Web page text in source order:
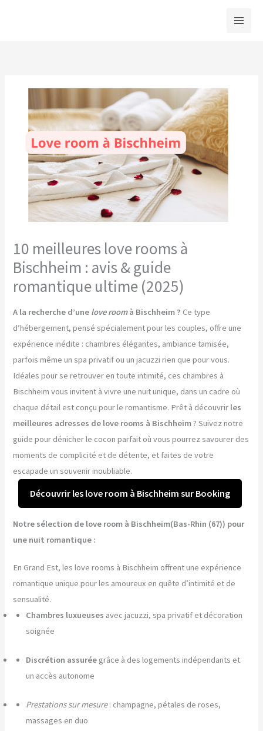
10 meilleures love rooms à
Bischheim : avis & guide
romantique ultime (2025)
A la recherche d’une love roomà Bischheim ? Ce type
d’hébergement, pensé spécialement pour les couples, offre une
expérience inédite : chambres élégantes, ambiance tamisée,
parfois même un spa privatif ou un jacuzzi rien que pour vous.
Idéales pour se retrouver en toute intimité, ces chambres à
Bischheim vous invitent à vivre une nuit unique, dans un cadre où
chaque détail est conçu pour le romantisme. Prêt à découvrir les
meilleures adresses de love rooms à Bischheim? Suivez notre
guide pour dénicher le cocon parfait où vous pourrez savourer des
moments de complicité et de détente, et faites de votre
escapade un souvenir inoubliable.
Découvrir les love room à Bischheim sur Booking
Notre sélection de love room à Bischheim(Bas-Rhin (67)) pour
une nuit romantique :
En Grand Est, les love rooms à Bischheim offrent une expérience
romantique unique pour les amoureux en quête d’intimité et de
sensualité.
Chambres luxueuses avec jacuzzi, spa privatif et décoration
soignée
Discrétion assurée grâce à des logements indépendants et
un accès autonome
Prestations sur mesure: champagne, pétales de roses,
massages en duo